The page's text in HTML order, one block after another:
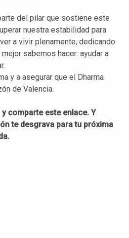
del pilar que sostiene este
nuestra estabilidad para
a vivir plenamente, dedicando
sabemos hacer: ayudar a
y a asegurar que el Dharma
de Valencia.
comparte este enlace. Y
te desgrava para tu próxima